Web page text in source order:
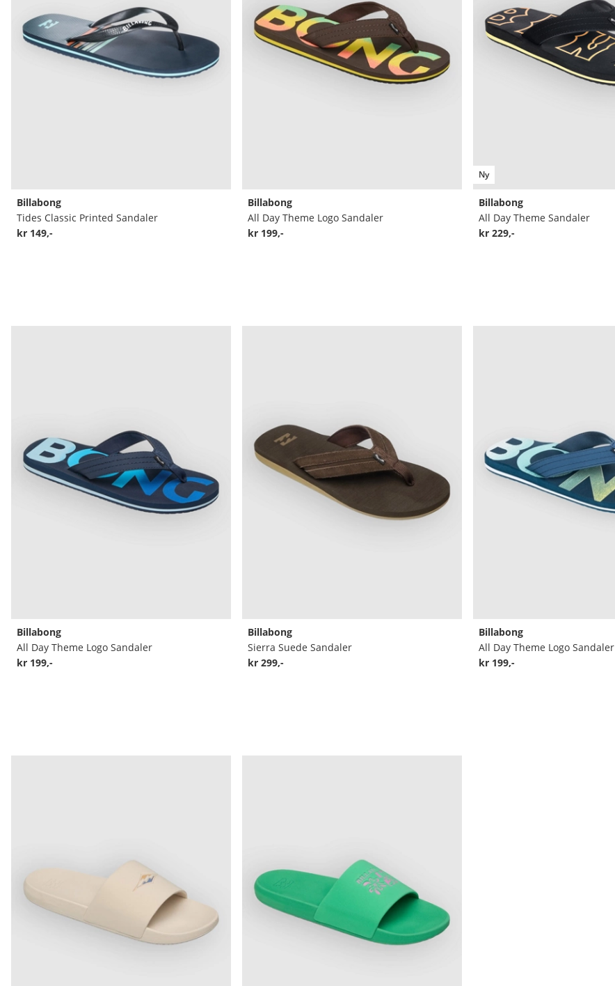
Billabong
Tides Classic Printed Sandaler
kr 149,-
Billabong
All Day Theme Logo Sandaler
kr 199,-
Ny
Billabong
All Day Theme Sandaler
kr 229,-
Billabong
All Day Theme Logo Sandaler
kr 199,-
Billabong
Sierra Suede Sandaler
kr 299,-
Billabong
All Day Theme Logo Sandaler
kr 199,-